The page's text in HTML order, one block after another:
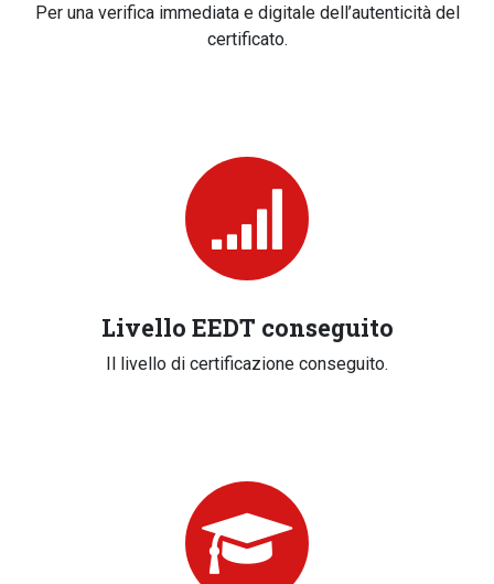
Per una verifica immediata e digitale dell’autenticità del
certificato.
Livello EEDT conseguito
Il livello di certificazione conseguito.